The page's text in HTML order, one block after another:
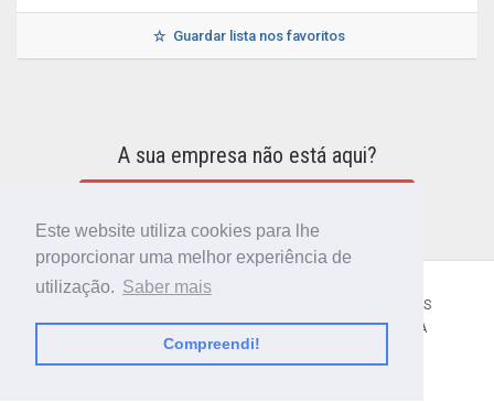
Este website utiliza cookies para lhe
proporcionar uma melhor experiência de
utilização. Saber mais
Compreendi!
Guardar lista nos favoritos
A sua empresa não está aqui?
TERMOS E CONDIÇÕES
POLÍTICA DE PRIVACIDADE
CONTACTOS AJUDA